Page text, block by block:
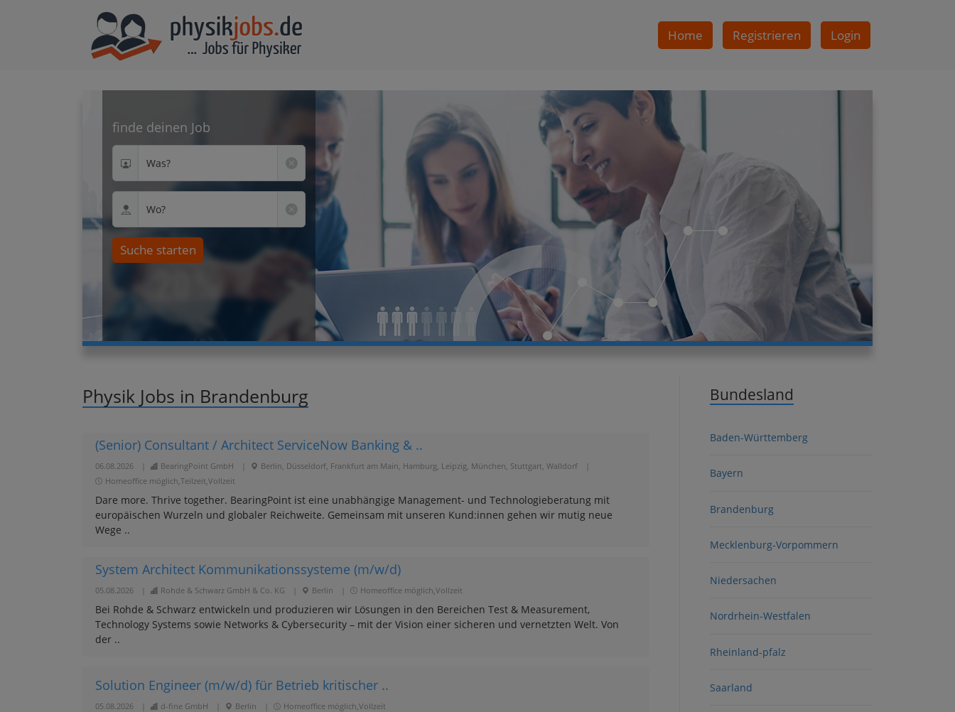
Home Registrieren Login
finde deinen Job
Was?
Wo?
Suche starten
Physik Jobs in Brandenburg
(Senior) Consultant / Architect ServiceNow Banking & ..
06.08.2026 BearingPoint GmbH Berlin, Düsseldorf, Frankfurt am Main, Hamburg, Leipzig, München, Stuttgart, Walldorf
Homeoffice möglich,Teilzeit,Vollzeit
Dare more. Thrive together. BearingPoint ist eine unabhängige Management- und Technologieberatung mit
europäischen Wurzeln und globaler Reichweite. Gemeinsam mit unseren Kund:innen gehen wir mutig neue
Wege ..
System Architect Kommunikationssysteme (m/w/d)
05.08.2026 Rohde & Schwarz GmbH & Co. KG Berlin Homeoffice möglich,Vollzeit
Bei Rohde & Schwarz entwickeln und produzieren wir Lösungen in den Bereichen Test & Measurement,
Technology Systems sowie Networks & Cybersecurity – mit der Vision einer sicheren und vernetzten Welt. Von
der ..
Solution Engineer (m/w/d) für Betrieb kritischer ..
05.08.2026 d-fine GmbH Berlin Homeoffice möglich,Vollzeit
Bundesland
Baden-Württemberg
Bayern
Brandenburg
Mecklenburg-Vorpommern
Niedersachen
Nordrhein-Westfalen
Rheinland-pfalz
Saarland